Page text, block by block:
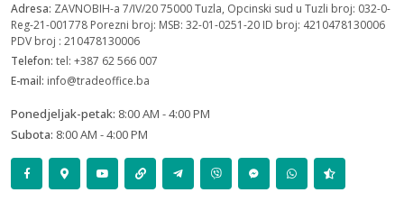
Adresa: ZAVNOBIH-a 7/IV/20 75000 Tuzla, Opcinski sud u Tuzli broj: 032-0-
Reg-21-001778 Porezni broj: MSB: 32-01-0251-20 ID broj: 4210478130006
PDV broj : 210478130006
Telefon: tel: +387 62 566 007
E-mail: info@tradeoffice.ba
Ponedjeljak-petak: 8:00 AM - 4:00 PM
Subota: 8:00 AM - 4:00 PM